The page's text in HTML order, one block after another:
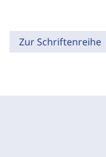
Zur Schriftenreihe